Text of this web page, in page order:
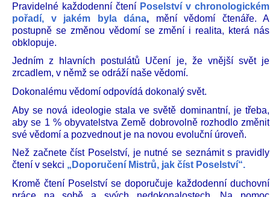
Pravidelné každodenní čtení Poselství v chronologickém
pořadí, v jakém byla dána, mění vědomí čtenáře. A
postupně se změnou vědomí se změní i realita, která nás
obklopuje.
Jedním z hlavních postulátů Učení je, že vnější svět je
zrcadlem, v němž se odráží naše vědomí.
Dokonalému vědomí odpovídá dokonalý svět.
Aby se nová ideologie stala ve světě dominantní, je třeba,
aby se 1 % obyvatelstva Země dobrovolně rozhodlo změnit
své vědomí a pozvednout je na novou evoluční úroveň.
Než začnete číst Poselství, je nutné se seznámit s pravidly
čtení v sekci „Doporučení Mistrů, jak číst Poselství“.
Kromě čtení Poselství se doporučuje každodenní duchovní